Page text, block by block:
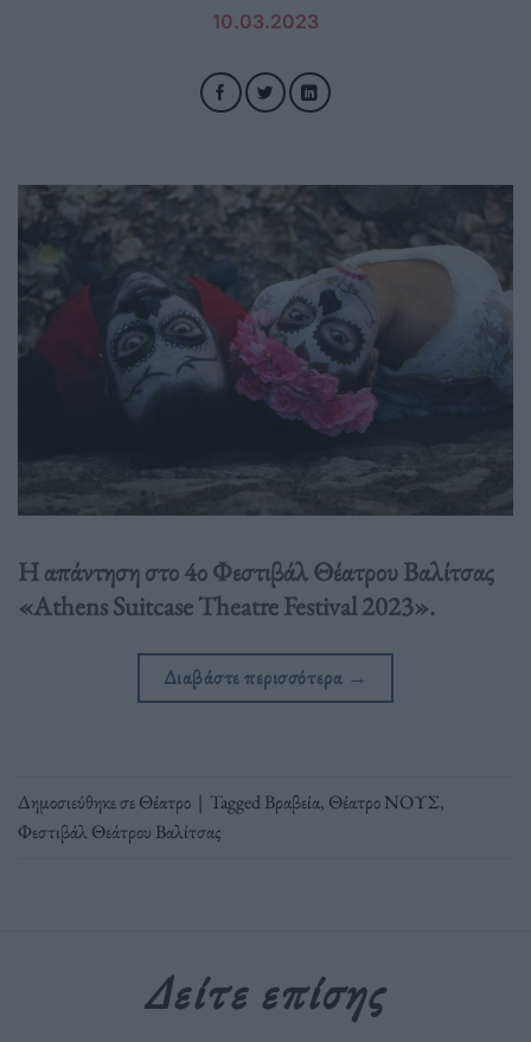
10.03.2023
Η απάντηση στο 4ο Φεστιβάλ Θέατρου Βαλίτσας
«Athens Suitcase Theatre Festival 2023».
Διαβάστε περισσότερα →
Δημοσιεύθηκε σεΘέατρο | TaggedΒραβεία, Θέατρο ΝΟΥΣ,
Φεστιβάλ Θεάτρου Βαλίτσας
Δείτε επίσης